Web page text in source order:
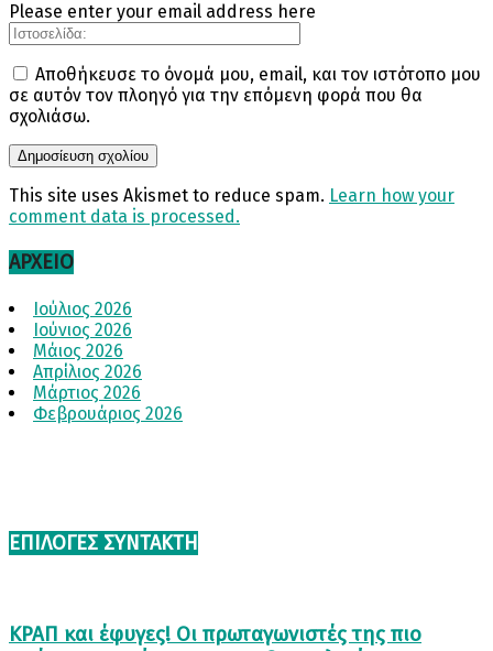
Please enter your email address here
Αποθήκευσε το όνομά μου, email, και τον ιστότοπο μου
σε αυτόν τον πλοηγό για την επόμενη φορά που θα
σχολιάσω.
This site uses Akismet to reduce spam. Learn how your
comment data is processed.
ΑΡΧΕΊΟ
Ιούλιος 2026
Ιούνιος 2026
Μάιος 2026
Απρίλιος 2026
Μάρτιος 2026
Φεβρουάριος 2026
ΕΠΙΛΟΓΈΣ ΣΥΝΤΆΚΤΗ
ΚΡΑΠ και έφυγες! Οι πρωταγωνιστές της πιο